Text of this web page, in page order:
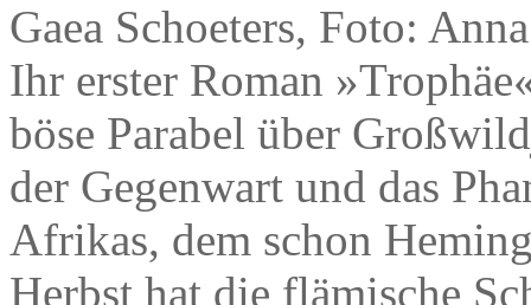
Gaea Schoeters, Foto:
Ihr erster Roman
böse Parabel über
der Gegenwart und das
Afrikas, dem schon
Herbst hat die flämische